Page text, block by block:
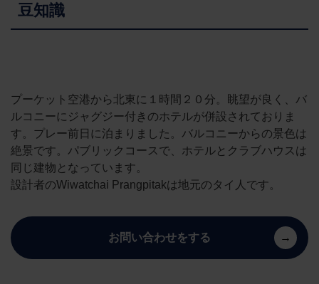
豆知識
プーケット空港から北東に１時間２０分。眺望が良く、バ
ルコニーにジャグジー付きのホテルが併設されておりま
す。プレー前日に泊まりました。バルコニーからの景色は
絶景です。パブリックコースで、ホテルとクラブハウスは
同じ建物となっています。
設計者のWiwatchai Prangpitakは地元のタイ人です。
お問い合わせをする